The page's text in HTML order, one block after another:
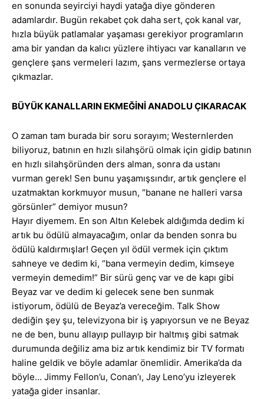
en sonunda seyirciyi haydi yatağa diye gönderen
adamlardır. Bugün rekabet çok daha sert, çok kanal var,
hızla büyük patlamalar yaşaması gerekiyor programların
ama bir yandan da kalıcı yüzlere ihtiyacı var kanalların ve
gençlere şans vermeleri lazım, şans vermezlerse ortaya
çıkmazlar.
BÜYÜK KANALLARIN EKMEĞİNİ ANADOLU ÇIKARACAK
O zaman tam burada bir soru sorayım; Westernlerden
biliyoruz, batının en hızlı silahşörü olmak için gidip batının
en hızlı silahşöründen ders alman, sonra da ustanı
vurman gerek! Sen bunu yaşamışsındır, artık gençlere el
uzatmaktan korkmuyor musun, “banane ne halleri varsa
görsünler” demiyor musun?
Hayır diyemem. En son Altın Kelebek aldığımda dedim ki
artık bu ödülü almayacağım, onlar da benden sonra bu
ödülü kaldırmışlar! Geçen yıl ödül vermek için çıktım
sahneye ve dedim ki, “bana vermeyin dedim, kimseye
vermeyin demedim!” Bir sürü genç var ve de kapı gibi
Beyaz var ve dedim ki gelecek sene ben sunmak
istiyorum, ödülü de Beyaz’a vereceğim. Talk Show
dediğin şey şu, televizyona bir iş yapıyorsun ve ne Beyaz
ne de ben, bunu allayıp pullayıp bir haltmış gibi satmak
durumunda değiliz ama biz artık kendimiz bir TV formatı
haline geldik ve böyle adamlar önemlidir. Amerika’da da
böyle… Jimmy Fellon’u, Conan’ı, Jay Leno’yu izleyerek
yatağa gider insanlar.